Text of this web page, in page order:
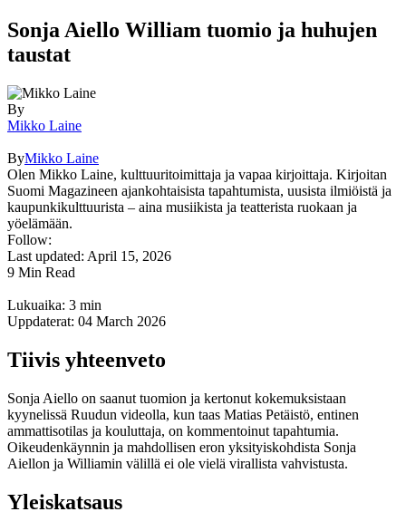
Sonja Aiello William tuomio ja huhujen
taustat
By
Mikko Laine
ByMikko Laine
Olen Mikko Laine, kulttuuritoimittaja ja vapaa kirjoittaja. Kirjoitan
Suomi Magazineen ajankohtaisista tapahtumista, uusista ilmiöistä ja
kaupunkikulttuurista – aina musiikista ja teatterista ruokaan ja
yöelämään.
Follow:
Last updated: April 15, 2026
9 Min Read
Lukuaika: 3 min
Uppdaterat: 04 March 2026
Tiivis yhteenveto
Sonja Aiello on saanut tuomion ja kertonut kokemuksistaan
kyynelissä Ruudun videolla, kun taas Matias Petäistö, entinen
ammattisotilas ja kouluttaja, on kommentoinut tapahtumia.
Oikeudenkäynnin ja mahdollisen eron yksityiskohdista Sonja
Aiellon ja Williamin välillä ei ole vielä virallista vahvistusta.
Yleiskatsaus